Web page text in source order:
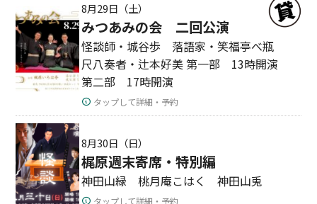
8月29日（土）
みつあみの会 二回公演
怪談師・城谷歩 落語家・笑福亭べ瓶
尺八奏者・辻本好美 第一部 13時開演
第二部 17時開演
タップして詳細・予約
8月30日（日）
梶原週末寄席・特別編
神田山緑 桃月庵こはく 神田山兎
タップして詳細・予約